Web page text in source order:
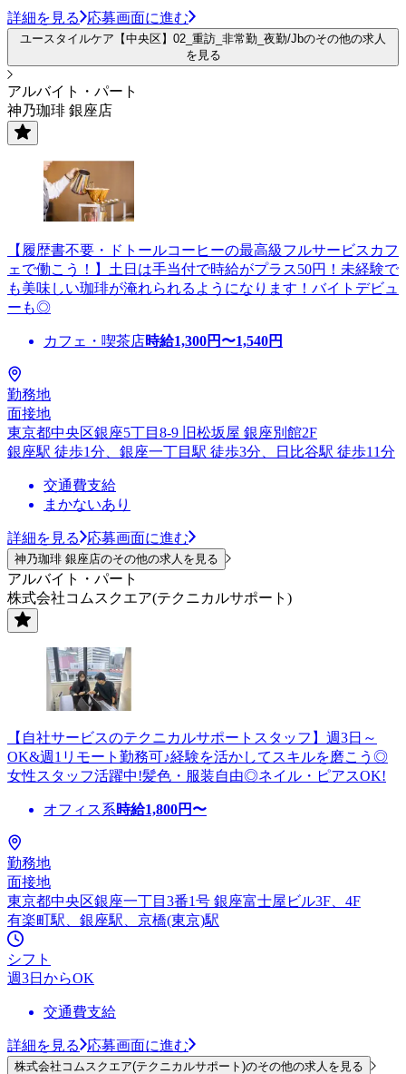
詳細を見る 応募画面に進む
ユースタイルケア【中央区】02_重訪_非常勤_夜勤/Jbのその他の求人
を見る
アルバイト・パート
神乃珈琲 銀座店
【履歴書不要・ドトールコーヒーの最高級フルサービスカフ
ェで働こう！】土日は手当付で時給がプラス50円！未経験で
も美味しい珈琲が淹れられるようになります！バイトデビュ
ーも◎
カフェ・喫茶店時給1,300円〜1,540円
勤務地
面接地
東京都中央区銀座5丁目8-9 旧松坂屋 銀座別館2F
銀座駅 徒歩1分、銀座一丁目駅 徒歩3分、日比谷駅 徒歩11分
交通費支給
まかないあり
詳細を見る 応募画面に進む
神乃珈琲 銀座店のその他の求人を見る
アルバイト・パート
株式会社コムスクエア(テクニカルサポート)
【自社サービスのテクニカルサポートスタッフ】週3日～
OK&週1リモート勤務可♪経験を活かしてスキルを磨こう◎
女性スタッフ活躍中!髪色・服装自由◎ネイル・ピアスOK!
オフィス系時給1,800円〜
勤務地
面接地
東京都中央区銀座一丁目3番1号 銀座富士屋ビル3F、4F
有楽町駅、銀座駅、京橋(東京)駅
シフト
週3日からOK
交通費支給
詳細を見る 応募画面に進む
株式会社コムスクエア(テクニカルサポート)のその他の求人を見る